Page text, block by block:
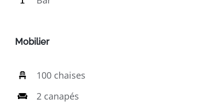
Mobilier
100 chaises
2 canapés